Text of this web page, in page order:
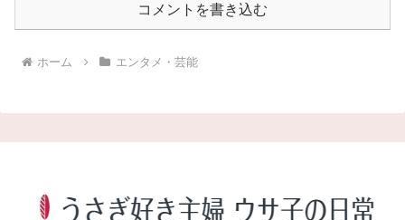
コメントを書き込む
ホーム エンタメ・芸能